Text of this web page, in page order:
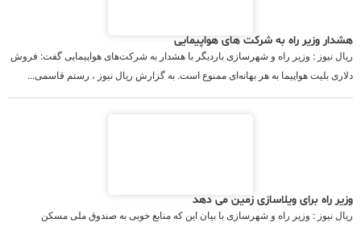
هشدار وزیر راه به شرکت های هواپیمایی
ریال نیوز : وزیر راه و شهرسازی باردیگر با هشدار به شرکت‌های هواپیمایی گفت: فروش
دلاری بلیت هواپیما به هر بهانه‌ای ممنوع است. به گزارش ریال نیوز ، رستم قاسمی...
وزیر راه برای ویلاسازی زمین می دهد
ریال نیوز : وزیر راه و شهرسازی با بیان این که منابع خوبی به صندوق ملی مسکن